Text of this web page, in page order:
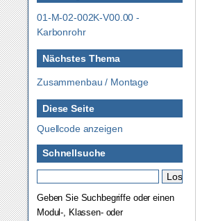
01-M-02-002K-V00.00 -
Karbonrohr
Nächstes Thema
Zusammenbau / Montage
Diese Seite
Quellcode anzeigen
Schnellsuche
Geben Sie Suchbegriffe oder einen
Modul-, Klassen- oder